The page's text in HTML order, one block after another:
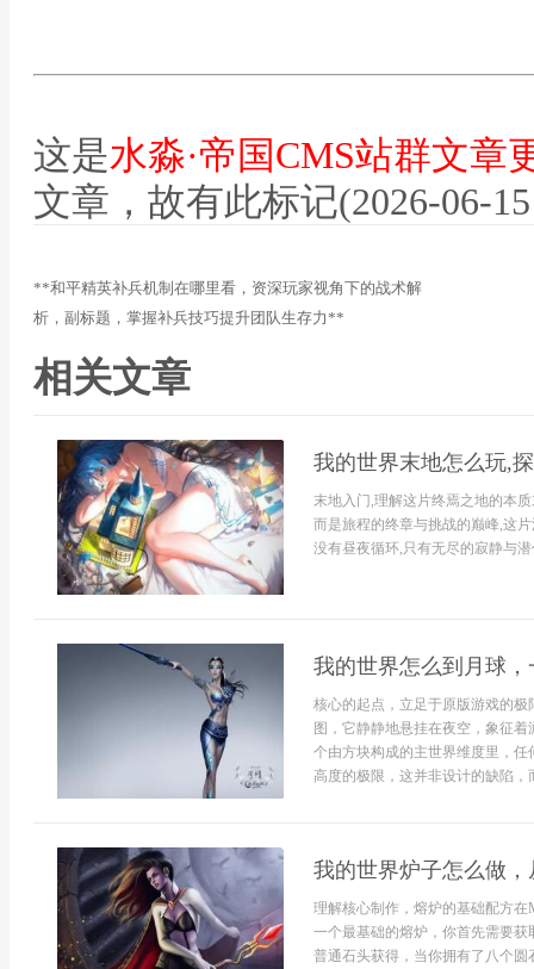
这是水淼·帝国CMS站群文章
文章，故有此标记(2026-06-
**和平精英补兵机制在哪里看，资深玩家视角下的战术解
析，副标题，掌握补兵技巧提升团队生存力**
相关文章
我的世界末地怎么玩,
末地入门,理解这片终焉之地的本
而是旅程的终章与挑战的巅峰,这
没有昼夜循环,只有无尽的寂静与潜
我的世界怎么到月球
核心的起点，立足于原版游戏的
图，它静静地悬挂在夜空，象征
个由方块构成的主世界维度里，
高度的极限，这并非设计的缺陷
我的世界炉子怎么做
理解核心制作，熔炉的基础配方
一个最基础的熔炉，你首先需要
普通石头获得，当你拥有了八个